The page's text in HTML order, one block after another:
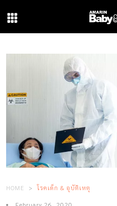
HOME โรคเด็ก & อุบัติเหตุ
February 26, 2020